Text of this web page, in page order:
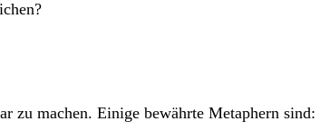
zu machen. Einige bewährte Metaphern sind: